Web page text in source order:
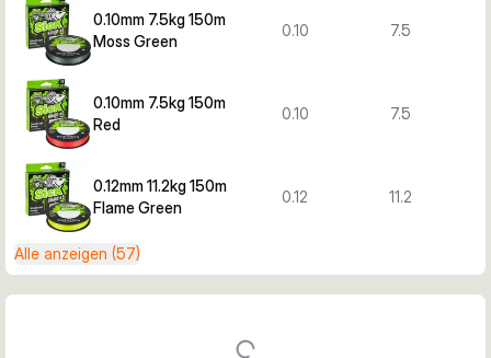
0.10mm 7.5kg 150m
Moss Green
0.10 7.5
0.10mm 7.5kg 150m
Red
0.10 7.5
0.12mm 11.2kg 150m
Flame Green
0.12 11.2
Alle anzeigen (57)